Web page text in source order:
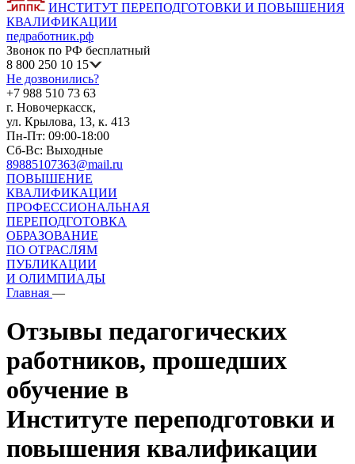
ИНСТИТУТ ПЕРЕПОДГОТОВКИ И ПОВЫШЕНИЯ
КВАЛИФИКАЦИИ
педработник.рф
Звонок по РФ бесплатный
8 800 250 10 15
Не дозвонились?
+7 988 510 73 63
г. Новочеркасск,
ул. Крылова, 13, к. 413
Пн-Пт: 09:00-18:00
Сб-Вс: Выходные
89885107363@mail.ru
ПОВЫШЕНИЕ
КВАЛИФИКАЦИИ
ПРОФЕССИОНАЛЬНАЯ
ПЕРЕПОДГОТОВКА
ОБРАЗОВАНИЕ
ПО ОТРАСЛЯМ
ПУБЛИКАЦИИ
И ОЛИМПИАДЫ
Главная —
Отзывы педагогических
работников, прошедших
обучение в
Институте переподготовки и
повышения квалификации